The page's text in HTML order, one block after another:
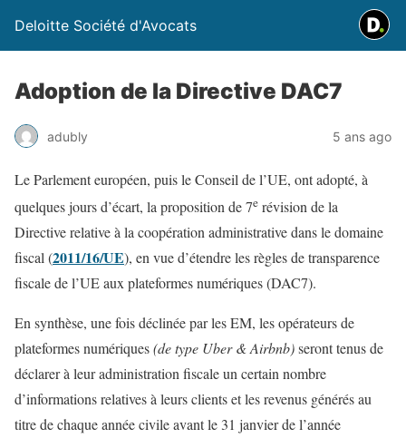
Deloitte Société d'Avocats
Adoption de la Directive DAC7
adubly 5 ans ago
Le Parlement européen, puis le Conseil de l’UE, ont adopté, à
quelques jours d’écart, la proposition de 7e révision de la
Directive relative à la coopération administrative dans le domaine
fiscal (2011/16/UE), en vue d’étendre les règles de transparence
fiscale de l’UE aux plateformes numériques (DAC7).
En synthèse, une fois déclinée par les EM, les opérateurs de
plateformes numériques(de type Uber & Airbnb)seront tenus de
déclarer à leur administration fiscale un certain nombre
d’informations relatives à leurs clients et les revenus générés au
titre de chaque année civile avant le 31 janvier de l’année